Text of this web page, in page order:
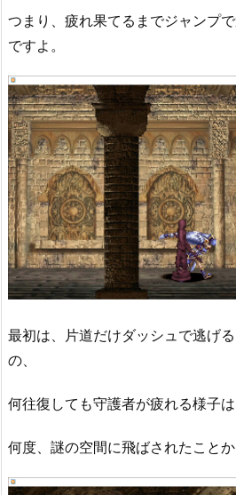
つまり、疲れ果てるまでジャンプ
ですよ。
最初は、片道だけダッシュで逃げ
の、
何往復しても守護者が疲れる様子
何度、謎の空間に飛ばされたこと